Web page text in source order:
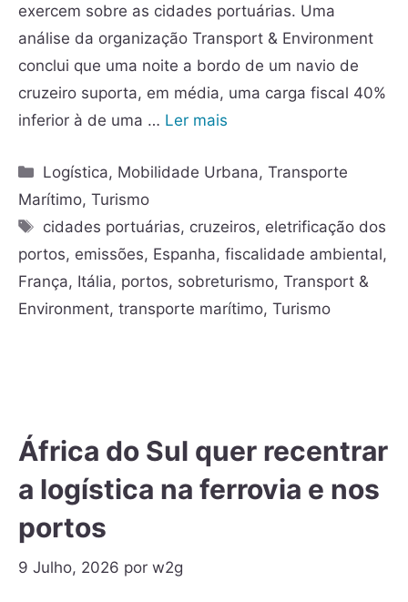
exercem sobre as cidades portuárias. Uma
análise da organização Transport & Environment
conclui que uma noite a bordo de um navio de
cruzeiro suporta, em média, uma carga fiscal 40%
inferior à de uma … Ler mais
Logística, Mobilidade Urbana,Transporte
Marítimo, Turismo
cidades portuárias, cruzeiros, eletrificação dos
portos, emissões, Espanha, fiscalidade ambiental,
França, Itália, portos, sobreturismo, Transport &
Environment, transporte marítimo, Turismo
África do Sul quer recentrar
a logística na ferrovia e nos
portos
9 Julho, 2026 por w2g